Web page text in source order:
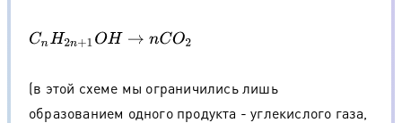
CnH2n+1O H→n CO 2
(в этой схеме мы ограничились лишь
образованием одного продукта - углекислого газа,